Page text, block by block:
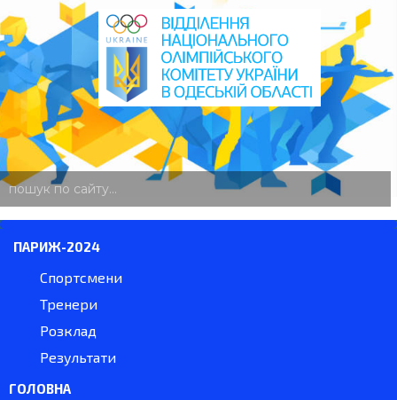
пошук
по
ПАРИЖ-2024
Спортсмени
Тренери
Розклад
Результати
ГОЛОВНА